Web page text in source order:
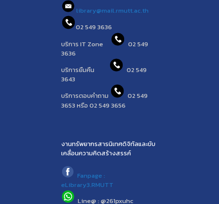
library@mail.rmutt.ac.th
02 549 3636
บริการ IT Zone
02 549
3636
บริการยืมคืน
02 549
3643
บริการตอบคำถาม
02 549
3653 หรือ 02 549 3656
งานทรัพยากรสารนิเทศดิจิทัลและขับ
เคลื่อนความคิดสร้างสรรค์
Fanpage :
eLibrary3.RMUTT
Line@ : @261pxuhc